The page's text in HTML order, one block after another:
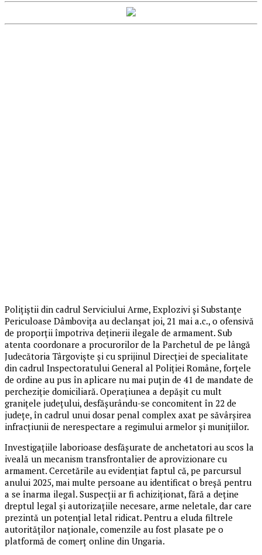
Polițiștii din cadrul Serviciului Arme, Explozivi și Substanțe
Periculoase Dâmbovița au declanșat joi, 21 mai a.c., o ofensivă
de proporții împotriva deținerii ilegale de armament. Sub
atenta coordonare a procurorilor de la Parchetul de pe lângă
Judecătoria Târgoviște și cu sprijinul Direcției de specialitate
din cadrul Inspectoratului General al Poliției Române, forțele
de ordine au pus în aplicare nu mai puțin de 41 de mandate de
percheziție domiciliară. Operațiunea a depășit cu mult
granițele județului, desfășurându-se concomitent în 22 de
județe, în cadrul unui dosar penal complex axat pe săvârșirea
infracțiunii de nerespectare a regimului armelor și munițiilor.
Investigațiile laborioase desfășurate de anchetatori au scos la
iveală un mecanism transfrontalier de aprovizionare cu
armament. Cercetările au evidențiat faptul că, pe parcursul
anului 2025, mai multe persoane au identificat o breșă pentru
a se înarma ilegal. Suspecții ar fi achiziționat, fără a deține
dreptul legal și autorizațiile necesare, arme neletale, dar care
prezintă un potențial letal ridicat. Pentru a eluda filtrele
autorităților naționale, comenzile au fost plasate pe o
platformă de comerț online din Ungaria.